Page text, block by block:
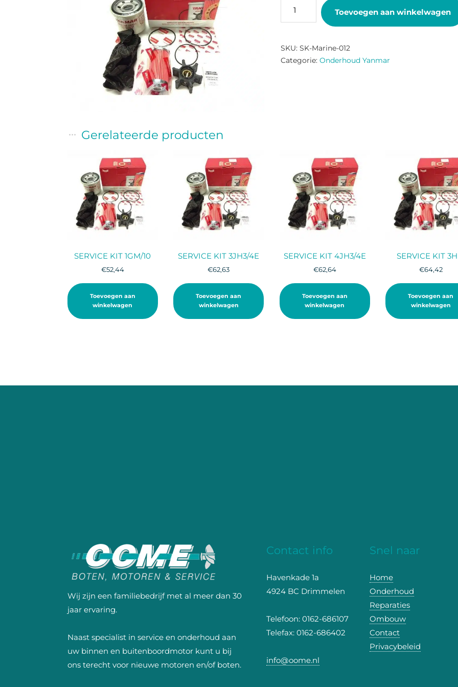
AE
aantal
Toevoegen aan winkelwagen
SKU:SK-Marine-012
Categorie:Onderhoud Yanmar
Gerelateerde producten
SERVICE KIT 1GM/10
€52,44
Toevoegen aan
winkelwagen
SERVICE KIT 3JH3/4E
€62,63
Toevoegen aan
winkelwagen
SERVICE KIT 4JH3/4E
€62,64
Toevoegen aan
winkelwagen
SERVICE KIT
€64,42
Toevoegen aan
winkelwagen
Wij zijn een familiebedrijf met al meer dan 30
jaar ervaring.
Naast specialist in service en onderhoud aan
uw binnen en buitenboordmotor kunt u bij
ons terecht voor nieuwe motoren en/of boten.
Contact info
Havenkade 1a
4924 BC Drimmelen
Telefoon: 0162-686107
Telefax: 0162-686402
info@oome.nl
Snel naar
Home
Onderhoud
Reparaties
Ombouw
Contact
Privacybeleid